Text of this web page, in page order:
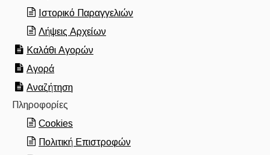
Ιστορικό Παραγγελιών
Λήψεις Αρχείων
Καλάθι Αγορών
Αγορά
Αναζήτηση
Πληροφορίες
Cookies
Πολιτική Επιστροφών